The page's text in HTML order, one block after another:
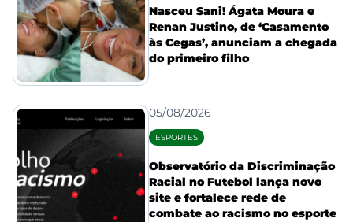
Nasceu Sani! Ágata Moura e
Renan Justino, de ‘Casamento
às Cegas’, anunciam a chegada
do primeiro filho
05/08/2026
ESPORTES
Observatório da Discriminação
Racial no Futebol lança novo
site e fortalece rede de
combate ao racismo no esporte